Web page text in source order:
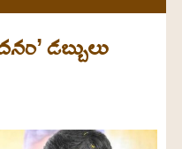
డబ్బులు